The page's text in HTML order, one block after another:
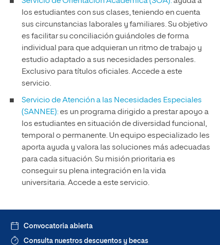
los estudiantes con sus clases, teniendo en cuenta
sus circunstancias laborales y familiares. Su objetivo
es facilitar su conciliación guiándoles de forma
individual para que adquieran un ritmo de trabajo y
estudio adaptado a sus necesidades personales.
Exclusivo para títulos oficiales. Accede a este
servicio.
Servicio de Atención a las Necesidades Especiales
(SANNEE):es un programa dirigido a prestar apoyo a
los estudiantes en situación de diversidad funcional,
temporal o permanente. Un equipo especializado les
aporta ayuda y valora las soluciones más adecuadas
para cada situación. Su misión prioritaria es
conseguir su plena integración en la vida
universitaria. Accede a este servicio.
Convocatoria abierta
Consulta nuestros descuentos y becas